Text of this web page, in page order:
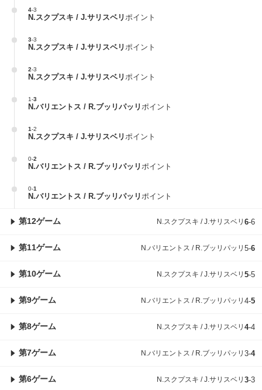
4-3
N.スクプスキ / J.サリスベリ ポイント
3-3
N.スクプスキ / J.サリスベリ ポイント
2-3
N.スクプスキ / J.サリスベリ ポイント
1-3
N.バリエントス / R.ブッリパッリ ポイント
1-2
N.スクプスキ / J.サリスベリ ポイント
0-2
N.バリエントス / R.ブッリパッリ ポイント
0-1
N.バリエントス / R.ブッリパッリ ポイント
第12ゲーム N.スクプスキ / J.サリスベリ 6-6
第11ゲーム N.バリエントス / R.ブッリパッリ 5-6
第10ゲーム N.スクプスキ / J.サリスベリ 5-5
第9ゲーム N.バリエントス / R.ブッリパッリ 4-5
第8ゲーム N.スクプスキ / J.サリスベリ 4-4
第7ゲーム N.バリエントス / R.ブッリパッリ 3-4
第6ゲーム N.スクプスキ / J.サリスベリ 3-3